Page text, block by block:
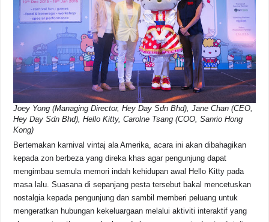
Joey Yong (Managing Director, Hey Day Sdn Bhd), Jane Chan (CEO,
Hey Day Sdn Bhd), Hello Kitty, Carolne Tsang (COO, Sanrio Hong
Kong)
Bertemakan karnival vintaj ala Amerika, acara ini akan dibahagikan
kepada zon berbeza yang direka khas agar pengunjung dapat
mengimbau semula memori indah kehidupan awal Hello Kitty pada
masa lalu. Suasana di sepanjang pesta tersebut bakal mencetuskan
nostalgia kepada pengunjung dan sambil memberi peluang untuk
mengeratkan hubungan kekeluargaan melalui aktiviti interaktif yang